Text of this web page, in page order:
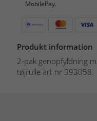
MobilePay.
Produkt information
2-pak genopfyldning
tøjrulle art nr 393058.